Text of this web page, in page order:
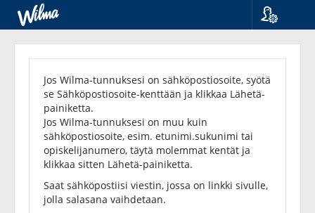
English
Unohditko
salasanasi?
Jos Wilma-tunnuksesi on sähköpostiosoite, syötä
se Sähköpostiosoite-kenttään ja klikkaa Lähetä-
painiketta.
Jos Wilma-tunnuksesi on muu kuin
sähköpostiosoite, esim. etunimi.sukunimi tai
opiskelijanumero, täytä molemmat kentät ja
klikkaa sitten Lähetä-painiketta.
Saat sähköpostiisi viestin, jossa on linkki sivulle,
jolla salasana vaihdetaan.